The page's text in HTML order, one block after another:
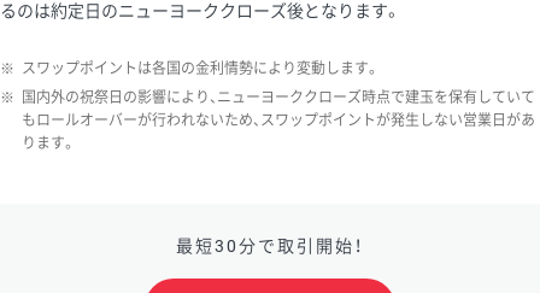
るのは約定日のニューヨーククローズ後となります。
※ スワップポイントは各国の金利情勢により変動します。
※
国内外の祝祭日の影響により、ニューヨーククローズ時点で建玉を保有していて
もロールオーバーが行われないため、スワップポイントが発生しない営業日があ
ります。
最短30分で取引開始！